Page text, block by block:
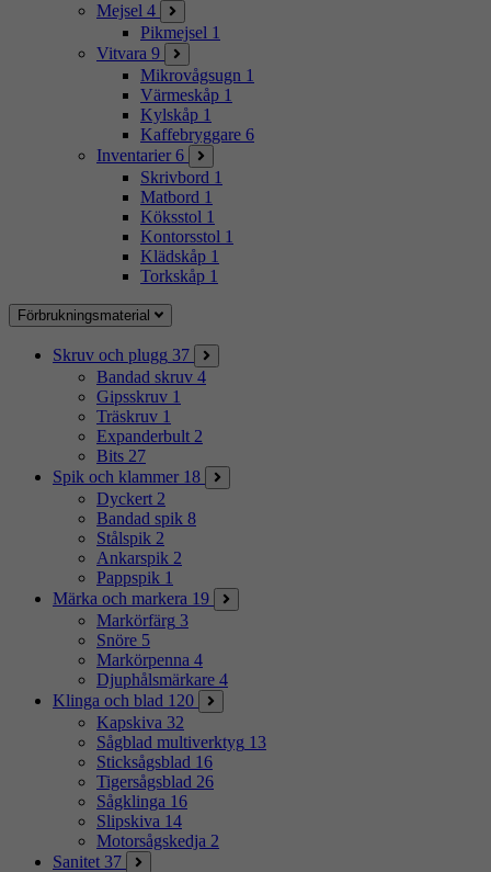
Mejsel 4
Pikmejsel 1
Vitvara 9
Mikrovågsugn 1
Värmeskåp 1
Kylskåp 1
Kaffebryggare 6
Inventarier 6
Skrivbord 1
Matbord 1
Köksstol 1
Kontorsstol 1
Klädskåp 1
Torkskåp 1
Förbrukningsmaterial
Skruv och plugg 37
Bandad skruv 4
Gipsskruv 1
Träskruv 1
Expanderbult 2
Bits 27
Spik och klammer 18
Dyckert 2
Bandad spik 8
Stålspik 2
Ankarspik 2
Pappspik 1
Märka och markera 19
Markörfärg 3
Snöre 5
Markörpenna 4
Djuphålsmärkare 4
Klinga och blad 120
Kapskiva 32
Sågblad multiverktyg 13
Sticksågsblad 16
Tigersågsblad 26
Sågklinga 16
Slipskiva 14
Motorsågskedja 2
Sanitet 37